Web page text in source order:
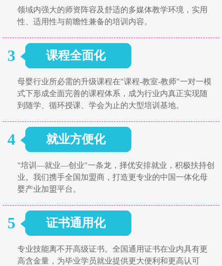
领域内强大的师资阵容及舒适的多媒体教学环境，实用
性、适用性与前瞻性兼备的培训内容。
3 课程全面化
母婴行业所必需的升级课程在"课程-教室-教师"一对一模
式下形成全面完善的课程体系，成为行业内真正实现随
到随学、循环授课、学会为止的大型培训基地。
4 就业方便化
"培训—就业—创业"一条龙，择优安排就业，积极扶持创
业。我们携手全国加盟商，打造更专业的中国一体化母
婴产业加盟平台。
5 证书通用化
专业技能离不开高级证书。全国通用证书在业内具有更
高含金量，为毕业学员就业提供更大便利和更高认可